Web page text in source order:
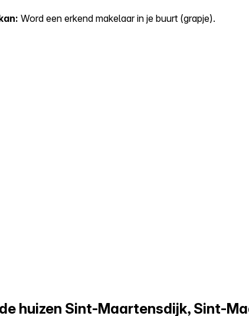
Word een erkend makelaar in je buurt (grapje).
huizen Sint-Maartensdijk, Sint-